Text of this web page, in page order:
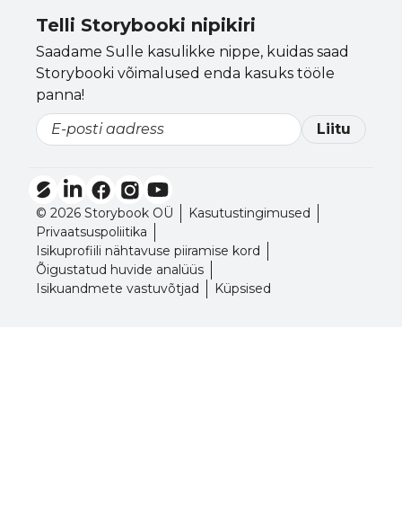
Telli Storybooki nipikiri
Saadame Sulle kasulikke nippe, kuidas saad
Storybooki võimalused enda kasuks tööle
panna!
Email
Liitu
© 2026 Storybook OÜ
Kasutustingimused
Privaatsuspoliitika
Isikuprofiili nähtavuse piiramise kord
Õigustatud huvide analüüs
Isikuandmete vastuvõtjad
Küpsised